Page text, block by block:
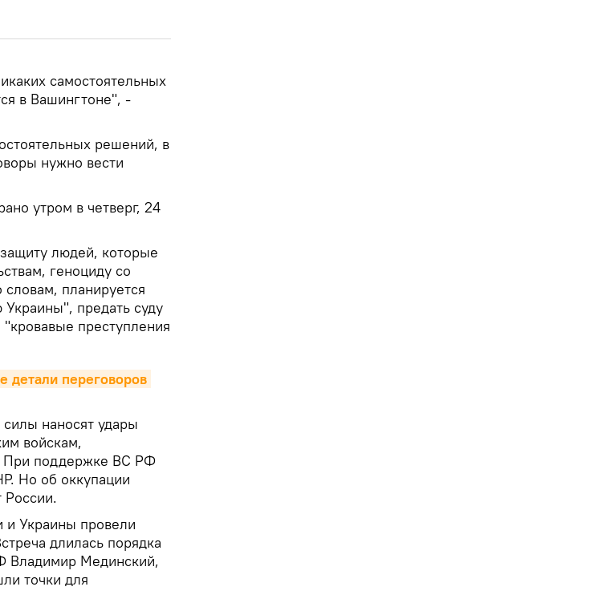
самостоятельных
в Вашингтоне", -
решений, в
нужно вести
утром в четверг, 24
людей, которые
геноциду со
планируется
предать суду
преступления
детали переговоров
наносят удары
войскам,
При поддержке ВС РФ
Но об оккупации
России.
и Украины провели
длилась порядка
Владимир Мединский,
точки для